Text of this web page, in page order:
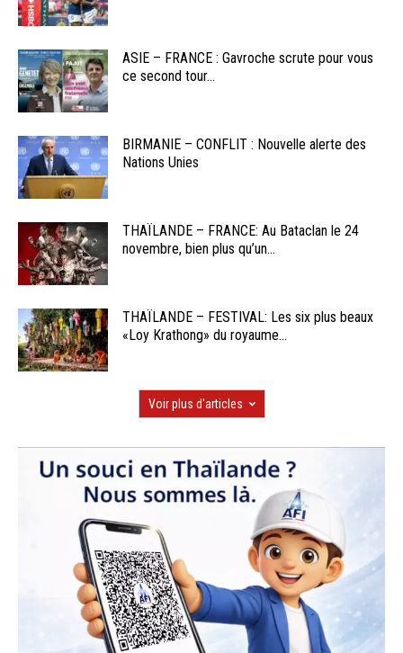
ASIE – FRANCE : Gavroche scrute pour vous
ce second tour...
BIRMANIE – CONFLIT : Nouvelle alerte des
Nations Unies
THAÏLANDE – FRANCE: Au Bataclan le 24
novembre, bien plus qu’un...
THAÏLANDE – FESTIVAL: Les six plus beaux
«Loy Krathong» du royaume...
Voir plus d'articles